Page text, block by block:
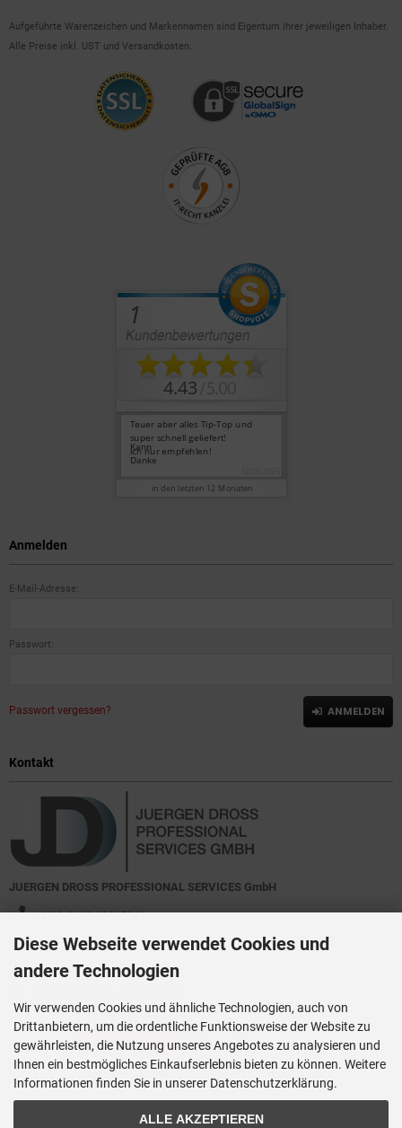
Aufgeführte Warenzeichen und Markennamen sind Eigentum ihrer jeweiligen Inhaber.
Alle Preise inkl. UST und Versandkosten.
Anmelden
E-Mail-Adresse:
Passwort:
Passwort vergessen? ANMELDEN
Kontakt
JUERGEN DROSS PROFESSIONAL SERVICES GmbH
+49(0)6449-92897919
Kirchstraße 44
D-35630 Ehringshausen
Diese Webseite verwendet Cookies und
andere Technologien
Wir verwenden Cookies und ähnliche Technologien, auch von
Drittanbietern, um die ordentliche Funktionsweise der Website zu
gewährleisten, die Nutzung unseres Angebotes zu analysieren und
Ihnen ein bestmögliches Einkaufserlebnis bieten zu können. Weitere
Informationen finden Sie in unserer Datenschutzerklärung.
ALLE AKZEPTIEREN